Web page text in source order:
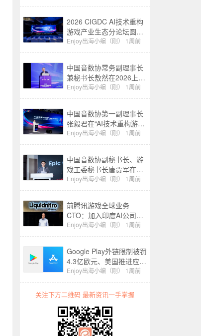
意经
2026 CIGDC AI技术重构
游戏产业生态分论坛圆满
举办
Enjoy出海小编（刚） 1周前
中国音数协常务副理事长
兼秘书长敖然在2026上海
游戏产业精英大会上的致
辞
Enjoy出海小编（刚） 1周前
中国音数协第一副理事长
张毅君在“AI技术重构游戏
产业生态”分论坛上的致辞
Enjoy出海小编（刚） 1周前
中国音数协副秘书长、游
戏工委秘书长唐贾军在
2026 CIGDC Epic Games
游戏开发者生态专场上的
Enjoy出海小编（刚） 1周前
前腾讯游戏全球业务
CTO：加入印度AI公司，
已融资1.6亿
Enjoy出海小编（刚） 1周前
Google Play外链限制被罚
4.3亿欧元、美国推进应用
商店开放｜Enjoy出海政策
周报
Enjoy出海小编（刚） 1周前
关注下方二维码 最新资讯一手掌握